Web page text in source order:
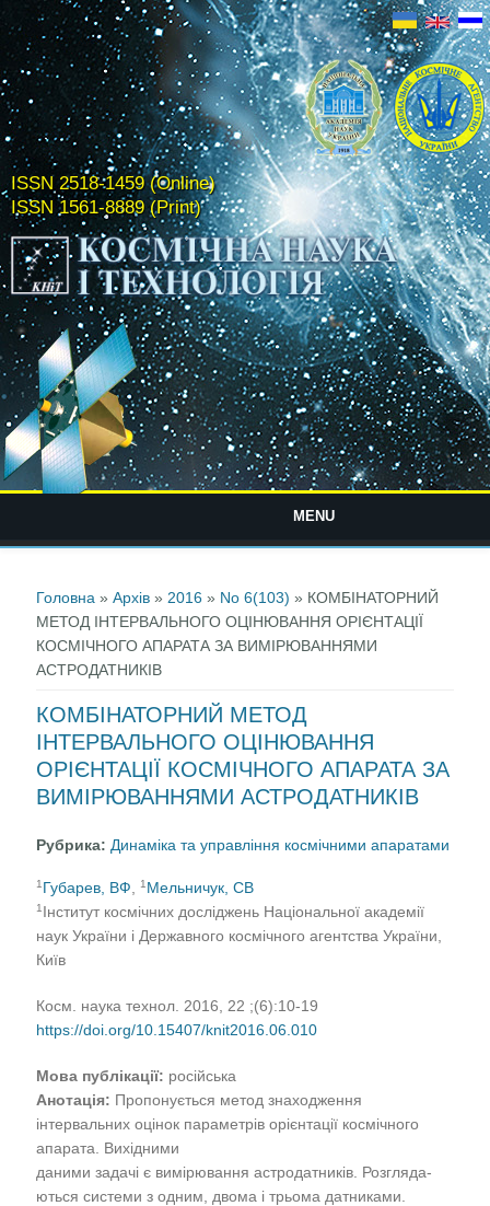
ISSN 2518-1459 (Online)
ISSN 1561-8889 (Print)
MENU
Головна »Архів » 2016 » No 6(103) » КОМБІНАТОРНИЙ
МЕТОД ІНТЕРВАЛЬНОГО ОЦІНЮВАННЯ ОРІЄНТАЦІЇ
КОСМІЧНОГО АПАРАТА ЗА ВИМІРЮВАННЯМИ
АСТРОДАТНИКІВ
КОМБІНАТОРНИЙ МЕТОД
ІНТЕРВАЛЬНОГО ОЦІНЮВАННЯ
ОРІЄНТАЦІЇ КОСМІЧНОГО АПАРАТА ЗА
ВИМІРЮВАННЯМИ АСТРОДАТНИКІВ
Рубрика: Динаміка та управління космічними апаратами
1 Губарев, ВФ ,1 Мельничук, СВ
1 Інститут космічних досліджень Національної академії
наук України і Державного космічного агентства України,
Київ
Косм. наука технол. 2016, 22 ;(6):10-19
https://doi.org/10.15407/knit2016.06.010
Мова публікації: російська
Анотація: Пропонується метод знаходження
інтервальних оцінок параметрів орієнтації космічного
апарата. Вихідними
даними задачі є вимірювання астродатників. Розгляда-
ються системи з одним, двома і трьома датниками.